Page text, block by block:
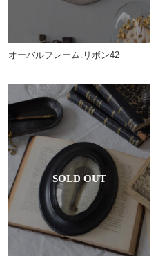
オーバルフレーム.リボン42